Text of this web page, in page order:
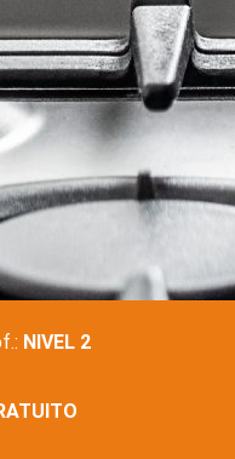
NIVEL 2